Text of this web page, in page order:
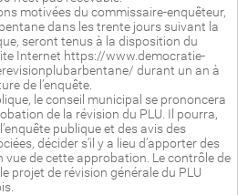
motivées du commissaire-enquêteur,
dans les trente jours suivant la
seront tenus à la disposition du
Internet https://www.democratie-
durant un an à
de l’enquête.
le conseil municipal se prononcera
de la révision du PLU. Il pourra,
publique et des avis des
décider s’il y a lieu d’apporter des
de cette approbation. Le contrôle de
projet de révision générale du PLU